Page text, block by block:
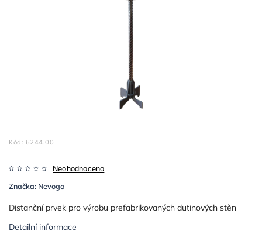
Kód: 6244.00
Neohodnoceno
Značka: Nevoga
Distanční prvek pro výrobu prefabrikovaných dutinových stěn
Detailní informace